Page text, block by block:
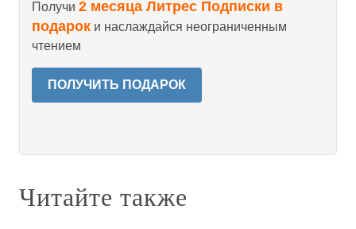
Получи 2 месяца Литрес Подписки в
подарок и наслаждайся неограниченным
чтением
ПОЛУЧИТЬ ПОДАРОК
Читайте также